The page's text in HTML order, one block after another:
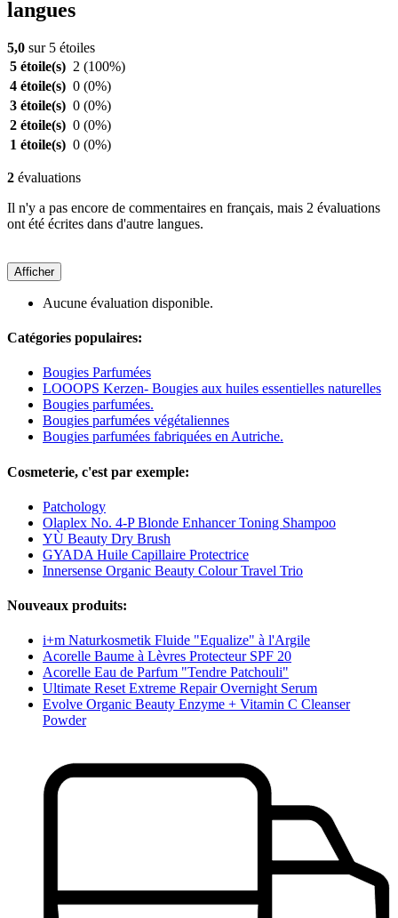
langues
5,0 sur 5 étoiles
5 étoile(s) 2 (100%)
4 étoile(s) 0 (0%)
3 étoile(s) 0 (0%)
2 étoile(s) 0 (0%)
1 étoile(s) 0 (0%)
2 évaluations
Il n'y a pas encore de commentaires en français, mais 2 évaluations
ont été écrites dans d'autre langues.
Afficher
Aucune évaluation disponible.
Catégories populaires:
Bougies Parfumées
LOOOPS Kerzen- Bougies aux huiles essentielles naturelles
Bougies parfumées.
Bougies parfumées végétaliennes
Bougies parfumées fabriquées en Autriche.
Cosmeterie, c'est par exemple:
Patchology
Olaplex No. 4-P Blonde Enhancer Toning Shampoo
YÙ Beauty Dry Brush
GYADA Huile Capillaire Protectrice
Innersense Organic Beauty Colour Travel Trio
Nouveaux produits:
i+m Naturkosmetik Fluide "Equalize" à l'Argile
Acorelle Baume à Lèvres Protecteur SPF 20
Acorelle Eau de Parfum "Tendre Patchouli"
Ultimate Reset Extreme Repair Overnight Serum
Evolve Organic Beauty Enzyme + Vitamin C Cleanser
Powder